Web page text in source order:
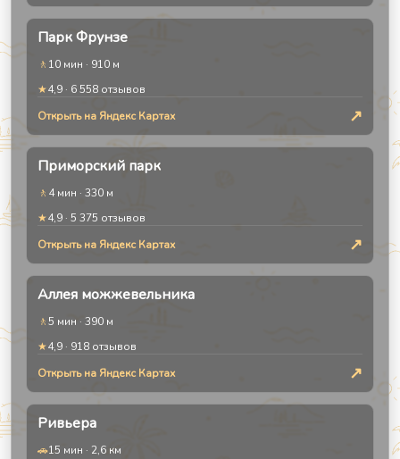
Парк Фрунзе
🚶 10 мин · 910 м
★4,9 · 6 558 отзывов
Открыть на Яндекс Картах
↗
Приморский парк
🚶 4 мин · 330 м
★4,9 · 5 375 отзывов
Открыть на Яндекс Картах
↗
Аллея можжевельника
🚶5 мин · 390 м
★4,9 · 918 отзывов
Открыть на Яндекс Картах
↗
Ривьера
🚗15 мин · 2,6 км